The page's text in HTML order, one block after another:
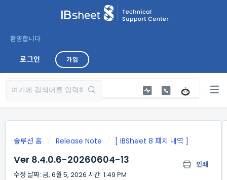
환영합니다
로그인 가입
솔루션 홈 Release Note [ IBSheet 8 패치 내역 ]
Ver 8.4.0.6-20260604-13
인쇄
수정 날짜: 금, 6월 5, 2026 시간: 1:49 PM